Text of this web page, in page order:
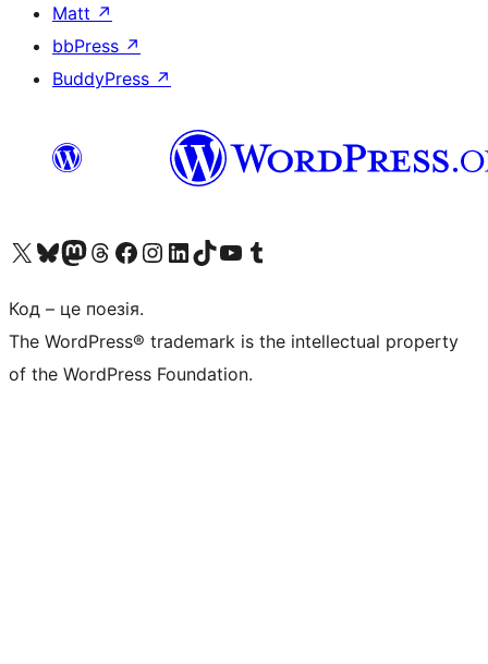
Matt ↗
bbPress ↗
BuddyPress ↗
Visit our X (formerly Twitter) account
Visit our Bluesky account
Завітайте до нашої стрічки в Mastodon
Visit our Threads account
Завітайте на нашу сторінку в Facebook
Visit our Instagram account
Visit our LinkedIn account
Visit our TikTok account
Visit our YouTube channel
Visit our Tumblr account
Код – це поезія.
The WordPress® trademark is the intellectual property
of the WordPress Foundation.